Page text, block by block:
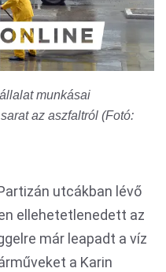
munkásai
az aszfaltról (Fotó:
utcákban lévő
ellehetetlenedett az
már leapadt a víz
a Karin